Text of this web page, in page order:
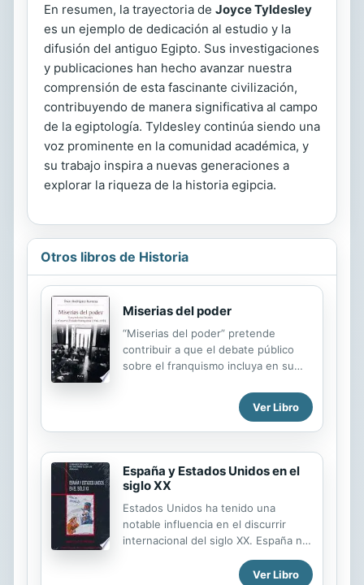
En resumen, la trayectoria de Joyce Tyldesley
es un ejemplo de dedicación al estudio y la
difusión del antiguo Egipto. Sus investigaciones
y publicaciones han hecho avanzar nuestra
comprensión de esta fascinante civilización,
contribuyendo de manera significativa al campo
de la egiptología. Tyldesley continúa siendo una
voz prominente en la comunidad académica, y
su trabajo inspira a nuevas generaciones a
explorar la riqueza de la historia egipcia.
Otros libros de Historia
Miserias del poder
“Miserias del poder” pretende
contribuir a que el debate público
sobre el franquismo incluya en su
problema de la represión sino
también el del funcionamiento, e
intereses, del poder o las actitudes
Entender críticamente, y en toda su
amplitud, la dictadura nos permitirá
valorar su lugar en nuestra historia
contemporánea y comprender las
razones de su «olvido».
Ver Libro
España y Estados Unidos en el
siglo XX
Estados Unidos ha tenido una
notable influencia en el discurrir
internacional del siglo XX. España no
ha constituido una excepción en tal
sentido. Los pactos militares de 1953
Ver Libro